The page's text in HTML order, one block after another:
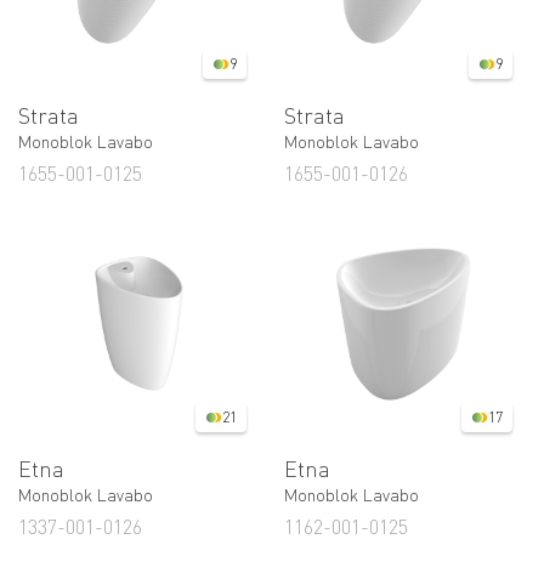
9
Strata
Monoblok Lavabo
1655-001-0125
9
Strata
Monoblok Lavabo
1655-001-0126
21
Etna
Monoblok Lavabo
1337-001-0126
17
Etna
Monoblok Lavabo
1162-001-0125